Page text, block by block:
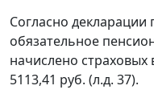
Согласно
обязательное
начислено страховых
5113,41 руб. (л.д. 37).